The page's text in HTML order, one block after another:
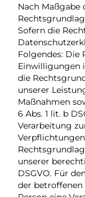
Nach Maßgabe
Sofern die
Folgendes: Die
Einwilligungen
die
unserer
Maßnahmen
6 Abs. 1 lit. b
Verarbeitung
Verpflichtungen
unserer
DSGVO. Für
der betroffenen